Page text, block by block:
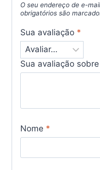
O seu endereço de e-
obrigatórios são
Sua avaliação *
Sua avaliação
Nome *